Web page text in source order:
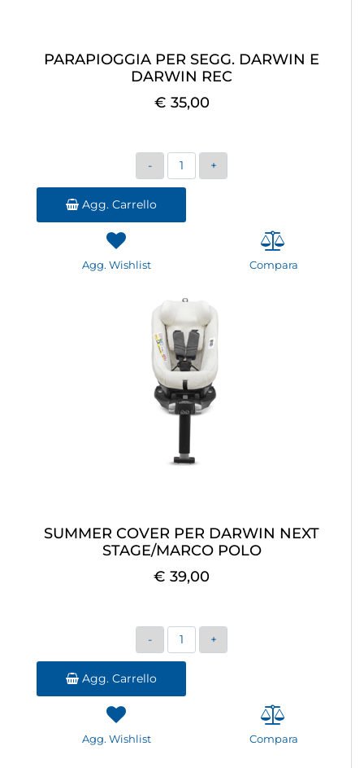
PARAPIOGGIA PER SEGG. DARWIN E
DARWIN REC
€ 35,00
Quantità
Agg. Carrello
Agg. Wishlist Compara
SUMMER COVER PER DARWIN NEXT
STAGE/MARCO POLO
€ 39,00
Quantità
Agg. Carrello
Agg. Wishlist Compara